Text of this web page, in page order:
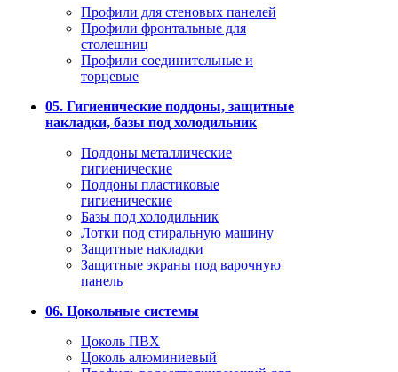
Профили для стеновых панелей
Профили фронтальные для
столешниц
Профили соединительные и
торцевые
05. Гигиенические поддоны, защитные
накладки, базы под холодильник
Поддоны металлические
гигиенические
Поддоны пластиковые
гигиенические
Базы под холодильник
Лотки под стиральную машину
Защитные накладки
Защитные экраны под варочную
панель
06. Цокольные системы
Цоколь ПВХ
Цоколь алюминиевый